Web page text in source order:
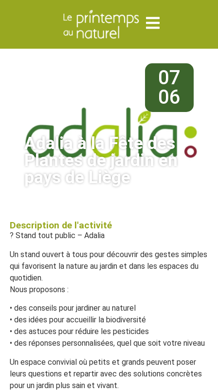
07
06
Adalia à la Fête des
Plantes de jardin en
pays de Liège
Description de l'activité
? Stand tout public – Adalia
Un stand ouvert à tous pour découvrir des gestes simples
qui favorisent la nature au jardin et dans les espaces du
quotidien.
Nous proposons :
• des conseils pour jardiner au naturel
• des idées pour accueillir la biodiversité
• des astuces pour réduire les pesticides
• des réponses personnalisées, quel que soit votre niveau
Un espace convivial où petits et grands peuvent poser
leurs questions et repartir avec des solutions concrètes
pour un jardin plus sain et vivant.